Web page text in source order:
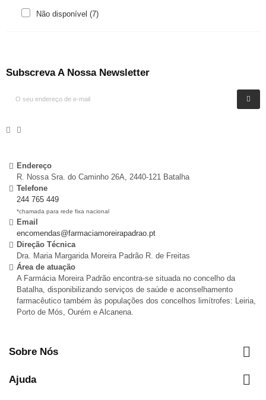
Não disponível(7)
Subscreva A Nossa Newsletter
Endereço
R. Nossa Sra. do Caminho 26A, 2440-121 Batalha
Telefone
244 765 449
*chamada para rede fixa nacional
Email
encomendas@farmaciamoreirapadrao.pt
Direção Técnica
Dra. Maria Margarida Moreira Padrão R. de Freitas
Área de atuação
A Farmácia Moreira Padrão encontra-se situada no concelho da
Batalha, disponibilizando serviços de saúde e aconselhamento
farmacêutico também às populações dos concelhos limítrofes: Leiria,
Porto de Mós, Ourém e Alcanena.
Sobre Nós 
Ajuda 